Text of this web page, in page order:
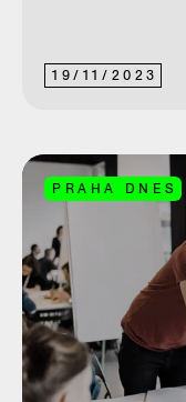
19/ 11/ 2023
PRAHA DNES